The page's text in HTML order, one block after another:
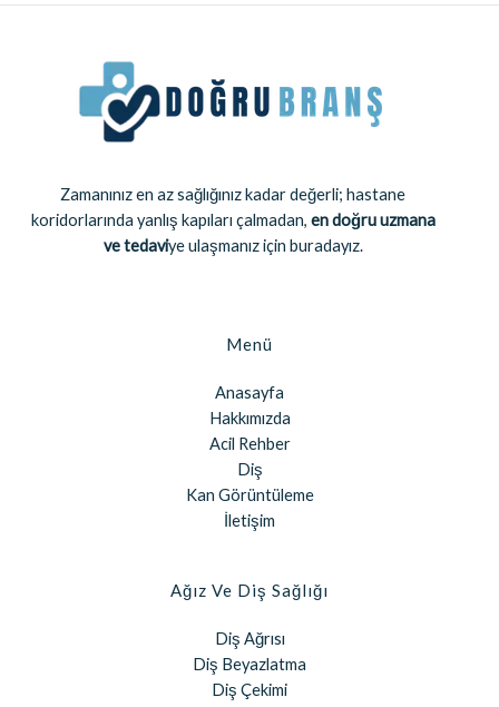
Zamanınız en az sağlığınız kadar değerli; hastane
koridorlarında yanlış kapıları çalmadan, en doğru uzmana
ve tedaviye ulaşmanız için buradayız.
Menü
Anasayfa
Hakkımızda
Acil Rehber
Diş
Kan Görüntüleme
İletişim
Ağız Ve Diş Sağlığı
Diş Ağrısı
Diş Beyazlatma
Diş Çekimi